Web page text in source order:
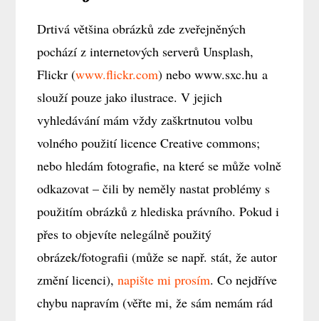
Drtivá většina obrázků zde zveřejněných
pochází z internetových serverů Unsplash,
Flickr (www.flickr.com) nebo www.sxc.hu a
slouží pouze jako ilustrace. V jejich
vyhledávání mám vždy zaškrtnutou volbu
volného použití licence Creative commons;
nebo hledám fotografie, na které se může volně
odkazovat – čili by neměly nastat problémy s
použitím obrázků z hlediska právního. Pokud i
přes to objevíte nelegálně použitý
obrázek/fotografii (může se např. stát, že autor
změní licenci),napište mi prosím. Co nejdříve
chybu napravím (věřte mi, že sám nemám rád